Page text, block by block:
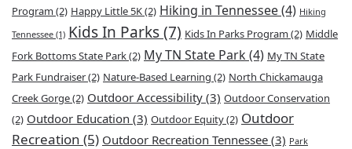
Program (2) Happy Little 5K(2) Hiking in Tennessee(4) Hiking
Tennessee (1) Kids In Parks(7) Kids In Parks Program (2) Middle
Fork Bottoms State Park(2) My TN State Park(4) My TN State
Park Fundraiser(2) Nature-Based Learning (2) North Chickamauga
Creek Gorge(2) Outdoor Accessibility (3) Outdoor Conservation
(2) Outdoor Education (3) Outdoor Equity(2) Outdoor
Recreation (5) Outdoor Recreation Tennessee (3) Park